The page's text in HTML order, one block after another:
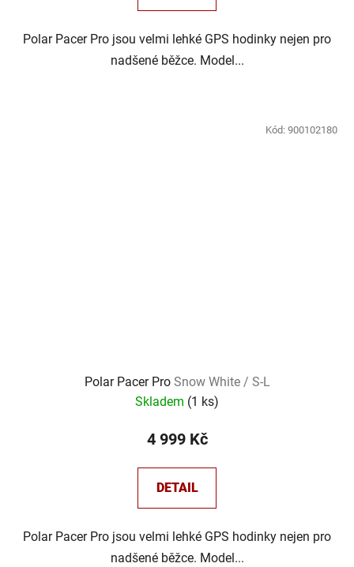
Polar Pacer Pro jsou velmi lehké GPS hodinky nejen pro
nadšené běžce. Model...
Polar Pacer Pro Snow White / S-L
Skladem (1 ks)
4 999 Kč
DETAIL
Polar Pacer Pro jsou velmi lehké GPS hodinky nejen pro
nadšené běžce. Model...
Kód: 900102180